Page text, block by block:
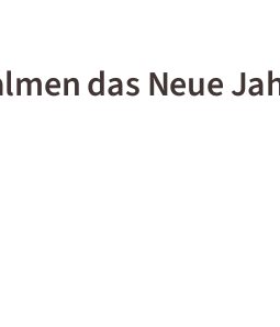
das Neue